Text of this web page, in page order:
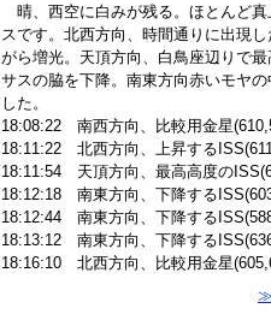
晴、西空に白みが残る。ほとんど真
スです。北西方向、時間通りに出現
がら増光。天頂方向、白鳥座辺りで
サスの脇を下降。南東方向赤いモヤの
した。
18:08:22 南西方向、比較用金星
18:11:22 北西方向、上昇する
18:11:54 天頂方向、最高高度の
18:12:18 南東方向、下降する
18:12:44 南東方向、下降する
18:13:12 南東方向、下降する
18:16:10 北西方向、比較用金星
≫